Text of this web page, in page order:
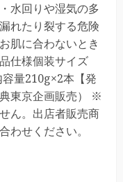
水回りや湿気の多
れたり裂する危険
肌に合わないとき
仕様個装サイズ
量210g×2本【発
東京企画販売） ※
ん。出店者販売商
わせください。